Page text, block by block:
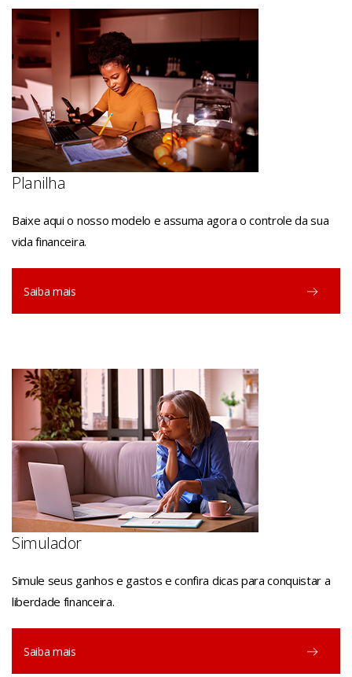
Planilha
Baixe aqui o nosso modelo e assuma agora o controle da sua
vida financeira.
Saiba mais
Simulador
Simule seus ganhos e gastos e confira dicas para conquistar a
liberdade financeira.
Saiba mais